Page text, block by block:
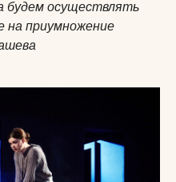
будем осуществлять
на приумножение